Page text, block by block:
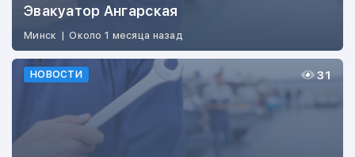
Эвакуатор Ангарская
Минск | Около 1 месяца назад
НОВОСТИ 31